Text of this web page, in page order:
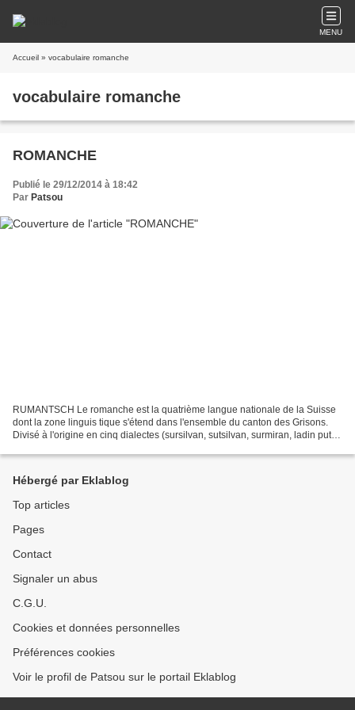
MENU
Accueil » vocabulaire romanche
vocabulaire romanche
ROMANCHE
Publié le 29/12/2014 à 18:42
Par Patsou
RUMANTSCH Le romanche est la quatrième langue nationale de la Suisse
dont la zone linguis tique s'étend dans l'ensemble du canton des Grisons.
Divisé à l'origine en cinq dialectes (sursilvan, sutsilvan, surmiran, ladin puter
Hébergé par Eklablog
Top articles
Pages
Contact
Signaler un abus
C.G.U.
Cookies et données personnelles
Préférences cookies
Voir le profil de Patsou sur le portail Eklablog